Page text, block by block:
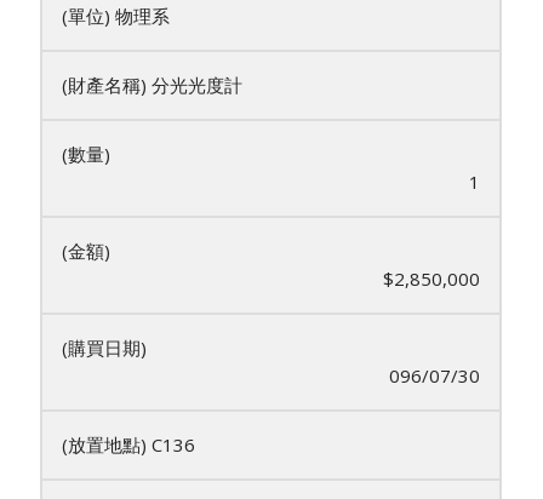
物理系
分光光度計
1
$2,850,000
096/07/30
C136